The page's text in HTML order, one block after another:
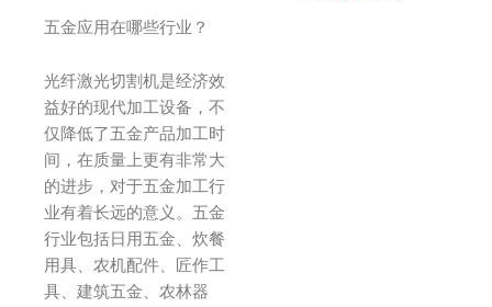
五金应用在哪些行业？
光纤激光切割机是经济效
益好的现代加工设备，不
仅降低了五金产品加工时
间，在质量上更有非常大
的进步，对于五金加工行
业有着长远的意义。五金
行业包括日用五金、炊餐
用具、农机配件、匠作工
具、建筑五金、农林器